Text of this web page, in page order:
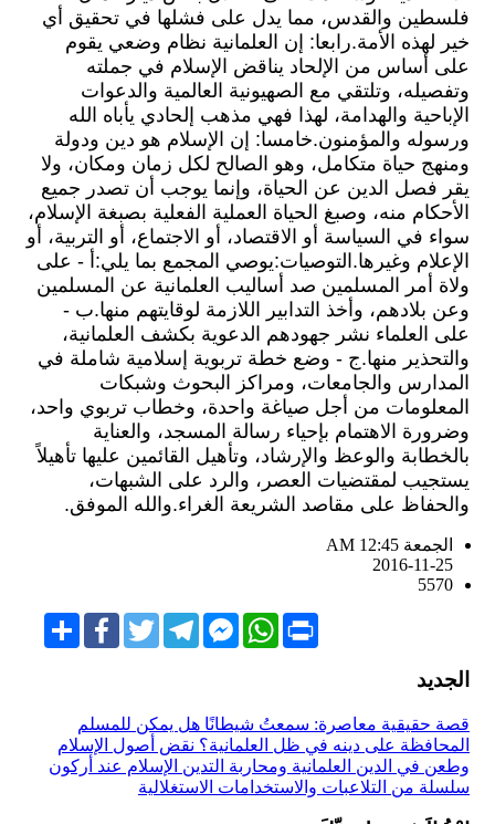
فلسطين والقدس، مما يدل على فشلها في تحقيق أي
خير لهذه الأمة.رابعا: إن العلمانية نظام وضعي يقوم
على أساس من الإلحاد يناقض الإسلام في جملته
وتفصيله، وتلتقي مع الصهيونية العالمية والدعوات
الإباحية والهدامة، لهذا فهي مذهب إلحادي يأباه الله
ورسوله والمؤمنون.خامسا: إن الإسلام هو دين ودولة
ومنهج حياة متكامل، وهو الصالح لكل زمان ومكان، ولا
يقر فصل الدين عن الحياة، وإنما يوجب أن تصدر جميع
الأحكام منه، وصبغ الحياة العملية الفعلية بصبغة الإسلام،
سواء في السياسة أو الاقتصاد، أو الاجتماع، أو التربية، أو
الإعلام وغيرها.التوصيات:يوصي المجمع بما يلي:أ - على
ولاة أمر المسلمين صد أساليب العلمانية عن المسلمين
وعن بلادهم، وأخذ التدابير اللازمة لوقايتهم منها.ب -
على العلماء نشر جهودهم الدعوية بكشف العلمانية،
والتحذير منها.ج - وضع خطة تربوية إسلامية شاملة في
المدارس والجامعات، ومراكز البحوث وشبكات
المعلومات من أجل صياغة واحدة، وخطاب تربوي واحد،
وضرورة الاهتمام بإحياء رسالة المسجد، والعناية
بالخطابة والوعظ والإرشاد، وتأهيل القائمين عليها تأهيلاً
يستجيب لمقتضيات العصر، والرد على الشبهات،
والحفاظ على مقاصد الشريعة الغراء.والله الموفق.
الجمعة AM 12:45
2016-11-25
5570
ShareFacebookTwitter
TelegramFacebook
Messenger
WhatsApp Print
الجديد
قصة حقيقية معاصرة: سمعتُ شيطانًا هل يمكن للمسلم
المحافظة على دينه في ظل العلمانية؟ نقض أصول الإسلام
وطعن في الدين العلمانية ومحاربة التدين الإسلام عند أركون
سلسلة من التلاعبات والاستخدامات الاستغلالية